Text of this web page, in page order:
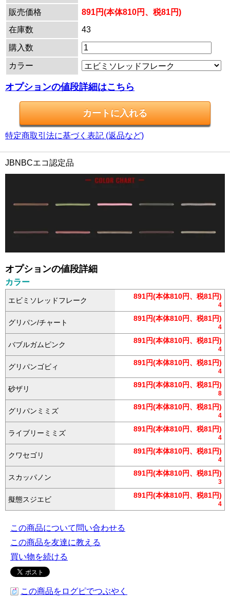
販売価格
891円(本体810円、税81円)
在庫数
43
購入数
カラー
オプションの値段詳細はこちら
特定商取引法に基づく表記 (返品など)
JBNBCエコ認定品
オプションの値段詳細
カラー
エビミソレッドフレーク 891円(本体810円、税81円)
4
グリパン/チャート 891円(本体810円、税81円)
4
バブルガムピンク 891円(本体810円、税81円)
4
グリパンゴビィ 891円(本体810円、税81円)
4
砂ザリ 891円(本体810円、税81円)
8
グリパンミミズ 891円(本体810円、税81円)
4
ライブリーミミズ 891円(本体810円、税81円)
4
クワセゴリ 891円(本体810円、税81円)
4
スカッパノン 891円(本体810円、税81円)
3
擬態スジエビ 891円(本体810円、税81円)
4
この商品について問い合わせる
この商品を友達に教える
買い物を続ける
この商品をログピでつぶやく